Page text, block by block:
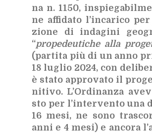
na n. 1150,
ne af­fi­da­to l’in­ca­ri­co
zio­ne di in­da­gi­ni
“pro­pe­deu­ti­che alla
(par­ti­ta più di un anno
18 lu­glio 2024, con
è sta­to ap­pro­va­to il
ni­ti­vo. L’Or­di­nan­za
sto per l’in­ter­ven­to una
16 mesi, ne sono
anni e 4 mesi) e an­co­ra